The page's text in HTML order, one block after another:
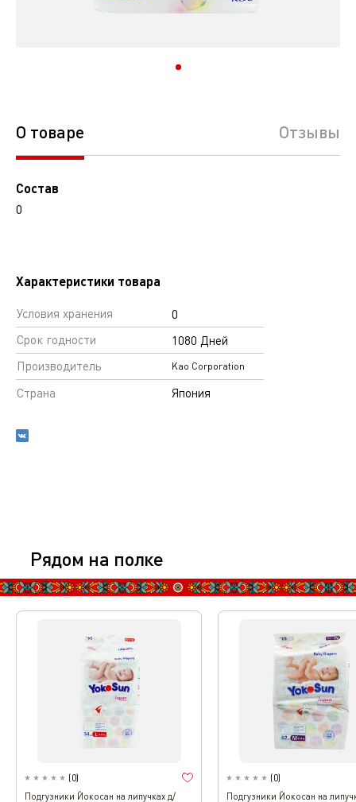
О товаре Отзывы
Состав
0
Характеристики товара
Условия хранения
0
Срок годности
1080 Дней
Производитель
Kao Corporation
Страна Япония
Рядом на полке
(0)
Подгузники Йокосан на липучках д/
(0)
Подгузники Йокосан на